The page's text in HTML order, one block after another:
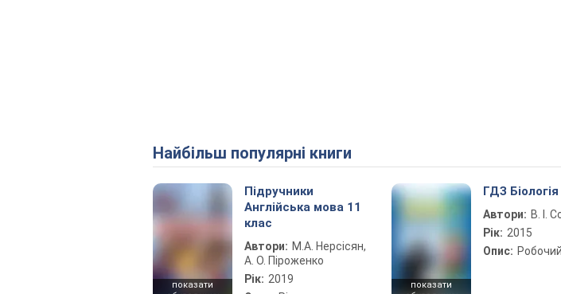
Найбільш популярні книги
показати
Підручники
Англійська мова 11
клас
Автори: М.А. Нерсісян,
А. О. Піроженко
Рік: 2019
показати
ГДЗ
Автори: В. І.
Рік: 2015
Опис: